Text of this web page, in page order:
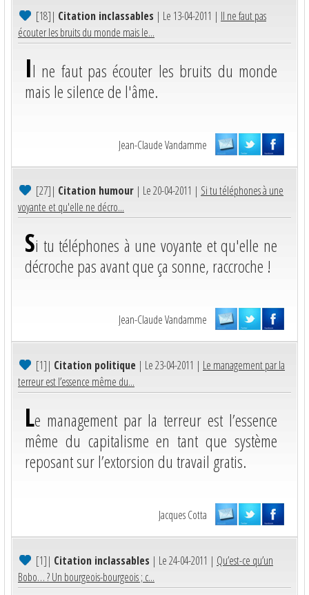
[18]| Citation inclassables | Le 13-04-2011 | Il ne faut pas
écouter les bruits du monde mais le...
Il ne faut pas écouter les bruits du monde
mais le silence de l'âme.
Jean-Claude Vandamme
[27]| Citation humour | Le 20-04-2011 | Si tu téléphones à une
voyante et qu'elle ne décro...
Si tu téléphones à une voyante et qu'elle ne
décroche pas avant que ça sonne, raccroche !
Jean-Claude Vandamme
[1]| Citation politique | Le 23-04-2011 | Le management par la
terreur est l’essence même du...
Le management par la terreur est l’essence
même du capitalisme en tant que système
reposant sur l’extorsion du travail gratis.
Jacques Cotta
[1]| Citation inclassables | Le 24-04-2011 | Qu’est-ce qu’un
Bobo… ? Un bourgeois-bourgeois ; c...